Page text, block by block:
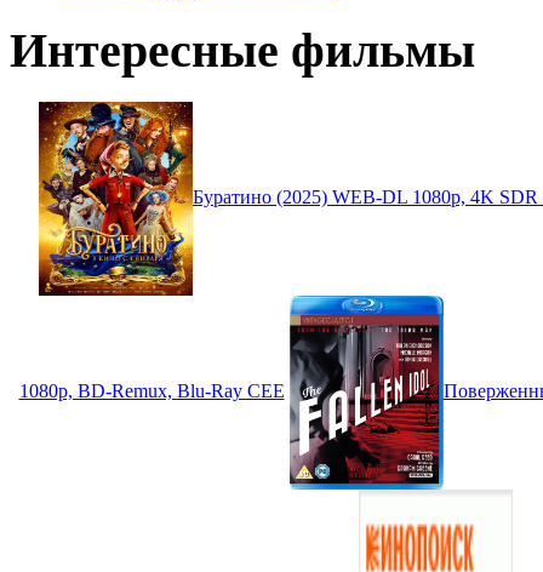
Интересные фильмы
Буратино (2025) WEB-DL 1080p, 4K
1080p, BD-Remux, Blu-Ray CEE